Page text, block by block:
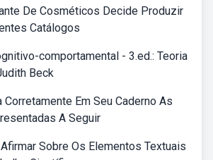
De Cosméticos Decide Produzir
Catálogos
comportamental - 3.ed.: Teoria
Beck
Corretamente Em Seu Caderno As
A Seguir
Sobre Os Elementos Textuais